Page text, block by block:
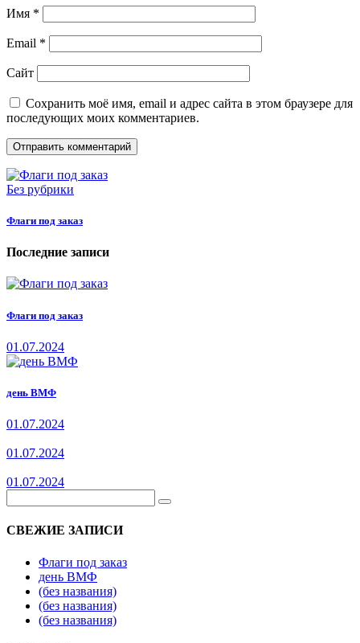
Имя *
Email *
Сайт
Сохранить моё имя, email и адрес сайта в этом браузере для
последующих моих комментариев.
Без рубрики
Флаги под заказ
Последние записи
Флаги под заказ
01.07.2024
день ВМФ
01.07.2024
01.07.2024
01.07.2024
СВЕЖИЕ ЗАПИСИ
Флаги под заказ
день ВМФ
(без названия)
(без названия)
(без названия)